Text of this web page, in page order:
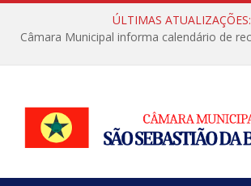
ÚLTIMAS ATUALIZAÇÕES: